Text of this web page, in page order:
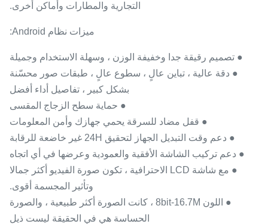
التجارية والمطارات وأماكن أخرى.
ميزات نظام Android:
● تصميم رقيقة جدا وخفيفة الوزن ، وسهلة الاستخدام وجميلة
● دقة عالية ، تباين عالٍ ، سطوع عالٍ ، طبقات صور محسّنة
بشكل كبير ، تفاصيل أداء أفضل
● حماية سطح الزجاج المقسى
● قفل مضاد للسرقة يحمي جهازك وأمن المعلومات
● دعم وقت التبديل الجهاز لتحقيق 24H غير خاضعة للرقابة
● دعم تركيب الشاشة الأفقية والعمودية وعرضها في أي اتجاه
● مع شاشة LCD الاحترافية ، تكون صورة الفيديو أكثر جمالا
وتأثير المجسمة أقوى.
● اللون 8bit-16.7M ، كانت الصورة أكثر طبيعية ، والصورة
الحساسة هي في الحقيقة ليست ذيل